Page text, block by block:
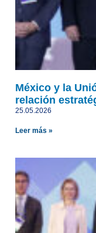
México y la
relación
25.05.2026
Leer más »